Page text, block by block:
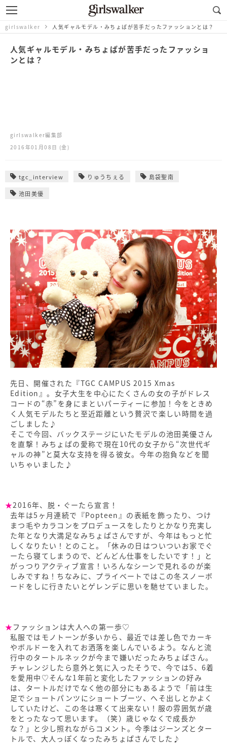
girlswalker 人気ギャルモデル・みちょぱが苦手だったファッションとは？
人気ギャルモデル・みちょぱが苦手だったファッショ
ンとは？
girlswalker編集部
2016年01月08日 (金)
tgc_interview りゅうちぇる 島袋聖南
池田美優
先日、開催された『TGC CAMPUS 2015 Xmas
Edition』。女子大生を中心にたくさんの女の子がドレス
コードの“赤”を身にまといパーティーに参加！今をときめ
く人気モデルたちと至近距離という贅沢で楽しい時間を過
ごしました♪
そこで今回、バックステージにいたモデルの池田美優さん
を直撃！みちょぱの愛称で現在10代の女子から“次世代ギ
ャルの神”と莫大な支持を得る彼女。今年の抱負などを聞
いちゃいました♪
★2016年、脱・ぐーたら宣言！
去年は5ヶ月連続で『Popteen』の表紙を飾ったり、つけ
まつ毛やカラコンをプロデュースをしたりとかなり充実し
た年となり大満足なみちょぱさんですが、今年はもっと忙
しくなりたい！とのこと。「休みの日はついついお家でぐ
ーたら寝てしまうので、どんどん仕事をしたいです！」と
がっつりアクティブ宣言！いろんなシーンで見れるのが楽
しみですね！ちなみに、プライベートではこの冬スノーボ
ードをしに行きたいとゲレンデに思いを馳せていました。
★ファッションは大人への第一歩♡
私服ではモノトーンが多いから、最近では差し色でカーキ
やボルドーを入れてお洒落を楽しんでいるよう。なんと流
行中のタートルネックが今まで嫌いだったみちょぱさん。
チャレンジしたら意外と気に入ったそうで、今では5、6着
を愛用中♡そんな1年前と変化したファッションの好み
は、タートルだけでなく他の部分にもあるようで「前は生
足でショートパンツにショートブーツ、へそ出しとかよく
していたけど、この冬は寒くて出来ない！服の雰囲気が歳
をとったなって思います。（笑）歳じゃなくで成長か
な？」と少し照れながらコメント。今季はジーンズとター
トルで、大人っぽくなったみちょぱさんでした♪